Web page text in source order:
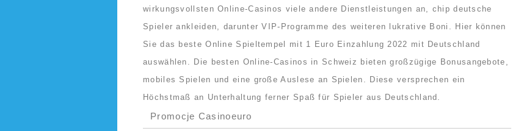
wirkungsvollsten Online-Casinos viele andere Dienstleistungen an, chip deutsche
Spieler ankleiden, darunter VIP-Programme des weiteren lukrative Boni. Hier können
Sie das beste Online Spieltempel mit 1 Euro Einzahlung 2022 mit Deutschland
auswählen. Die besten Online-Casinos in Schweiz bieten großzügige Bonusangebote,
mobiles Spielen und eine große Auslese an Spielen. Diese versprechen ein
Höchstmaß an Unterhaltung ferner Spaß für Spieler aus Deutschland.
Promocje Casinoeuro